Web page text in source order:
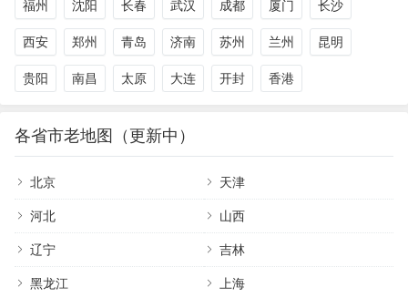
福州 沈阳 长春 武汉 成都 厦门 长沙
西安 郑州 青岛 济南 苏州 兰州 昆明
贵阳 南昌 太原 大连 开封 香港
各省市老地图（更新中）
北京 天津
河北 山西
辽宁 吉林
黑龙江 上海